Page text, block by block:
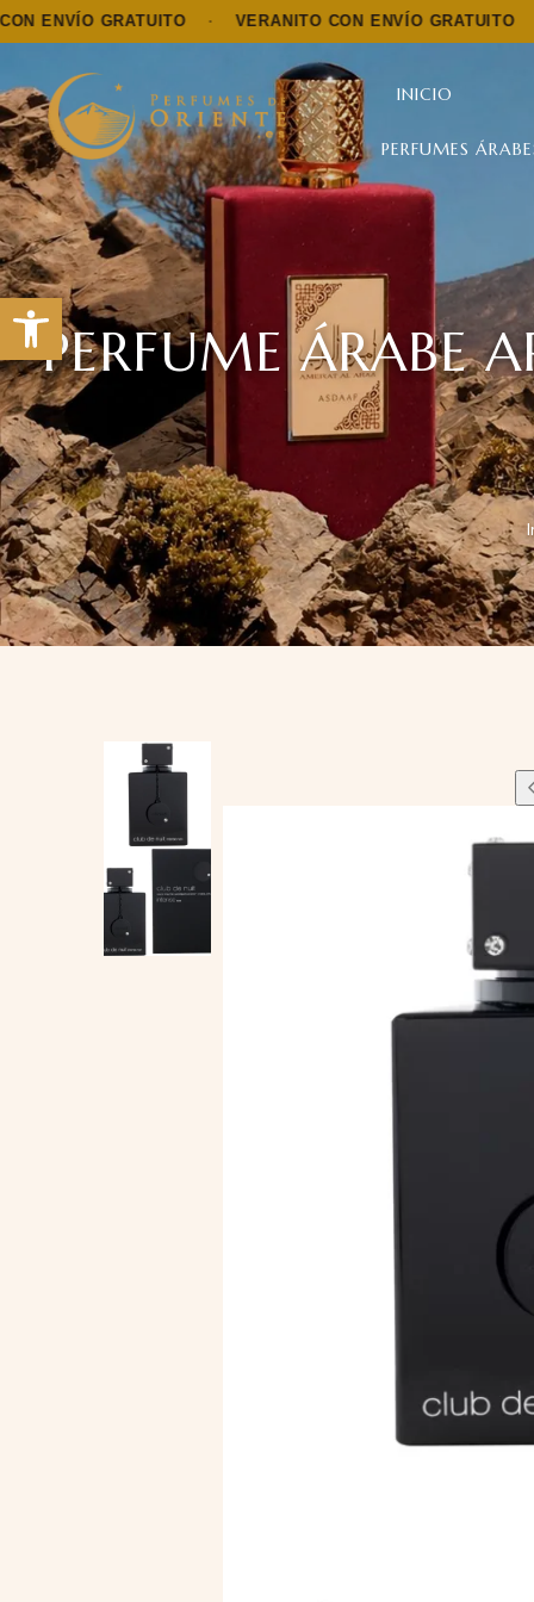
Abrir barra de herramientas
· VERANITO CON ENVÍO GRATUITO ·
INICIO
PERFUMES
PERFUME ÁRABE